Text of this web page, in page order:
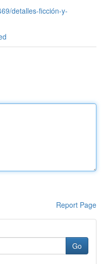
detalles-ficción-y-
Report Page
Go